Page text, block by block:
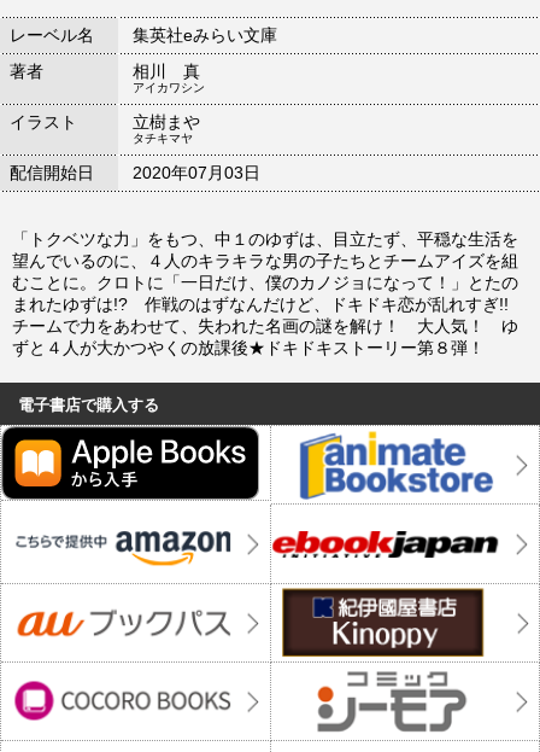
レーベル名
集英社eみらい文庫
著者
相川 真
アイカワシン
イラスト 立樹まや
タチキマヤ
配信開始日 2020年07月03日
「トクベツな力」をもつ、中１のゆずは、目立たず、平穏な生活を
望んでいるのに、４人のキラキラな男の子たちとチームアイズを組
むことに。クロトに「一日だけ、僕のカノジョになって！」とたの
まれたゆずは!? 作戦のはずなんだけど、ドキドキ恋が乱れすぎ!!
チームで力をあわせて、失われた名画の謎を解け！ 大人気！ ゆ
ずと４人が大かつやくの放課後★ドキドキストーリー第８弾！
電子書店で購入する